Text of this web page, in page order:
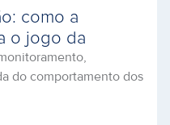
como a
o jogo da
do comportamento dos
falhas e otimizar